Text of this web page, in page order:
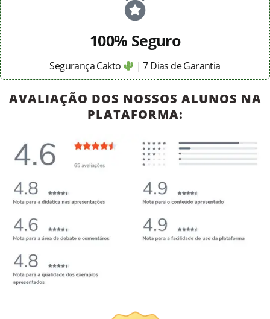
100% Seguro
Segurança Cakto | 7 Dias de Garantia
AVALIAÇÃO DOS NOSSOS ALUNOS NA
PLATAFORMA: